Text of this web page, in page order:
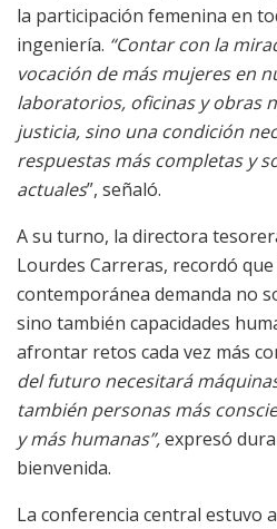
la participación femenina en
ingeniería. “Contar con la
vocación de más mujeres en
laboratorios, oficinas y obras
justicia, sino una condición
respuestas más completas y
actuales”, señaló.
A su turno, la directora
Lourdes Carreras, recordó
contemporánea demanda no
sino también capacidades
afrontar retos cada vez más
del futuro necesitará
también personas más
y más humanas”,expresó
bienvenida.
La conferencia central estuvo